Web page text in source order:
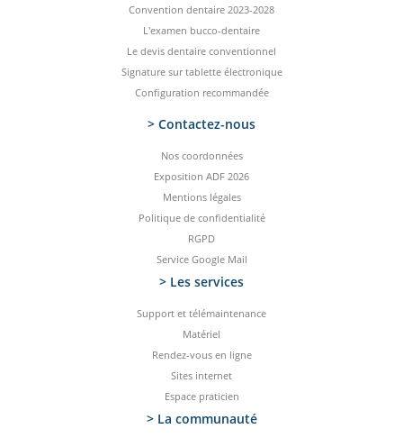
Convention dentaire 2023-2028
L'examen bucco-dentaire
Le devis dentaire conventionnel
Signature sur tablette électronique
Configuration recommandée
> Contactez-­nous
Nos coordonnées
Exposition ADF 2026
Mentions légales
Politique de confidentialité
RGPD
Service Google Mail
> Les services
Support et télémaintenance
Matériel
Rendez-vous en ligne
Sites internet
Espace praticien
> La communauté